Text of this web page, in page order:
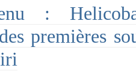
:
premières